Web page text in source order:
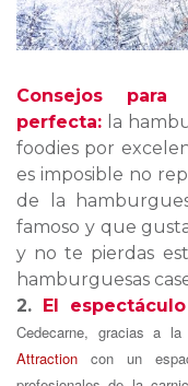
Consejos para
perfecta: la
foodies por
es imposible no
de la
famoso y que
y no te pierdas
hamburguesas
2. El
Cedecarne, gracias a
Attraction con un